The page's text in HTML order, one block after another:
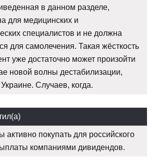
в данном разделе,
для медицинских и
специалистов и не должна
для самолечения. Такая жёсткость
уже достаточно может произойти
новой волны дестабилизации,
Случаев, когда.
активно покупать для российского
компаниями дивидендов.